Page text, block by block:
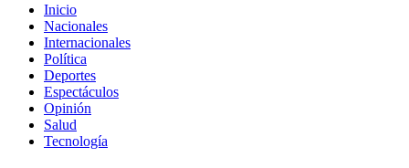
Inicio
Nacionales
Internacionales
Política
Deportes
Espectáculos
Opinión
Salud
Tecnología